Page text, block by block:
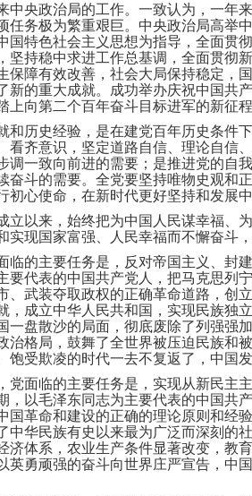
中央政治局的工作。一致认为，一
任务极为繁重艰巨。中央政治局高举
国特色社会主义思想为指导，全面
坚持稳中求进工作总基调，全面贯
保障有效改善，社会大局保持稳定
新的重大成就。成功举办庆祝中国
向第二个百年奋斗目标进军的新征程
和历史经验，是在建党百年历史条
看齐意识，坚定道路自信、理论自
调一致向前进的需要；是推进党的
奋斗的需要。全党要坚持唯物史观
心使命，在新时代更好坚持和发展
立以来，始终把为中国人民谋幸福、
现国家富强、人民幸福而不懈奋斗
临的主要任务是，反对帝国主义、
要代表的中国共产党人，把马克思
、武装夺取政权的正确革命道路，
，成立中华人民共和国，实现民族
一盘散沙的局面，彻底废除了列强
治格局，鼓舞了全世界被压迫民族和
受欺凌的时代一去不复返了，中国
党面临的主要任务是，实现从新民
，以毛泽东同志为主要代表的中国
国革命和建设的正确的理论原则和
中华民族有史以来最为广泛而深刻
济体系，农业生产条件显著改变，教
英勇顽强的奋斗向世界庄严宣告，